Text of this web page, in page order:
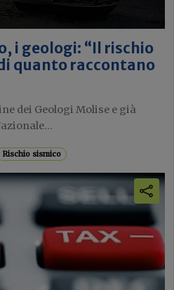
i geologi: “Il rischio
quanto raccontano
dei Geologi Molise e già
Rischio sismico